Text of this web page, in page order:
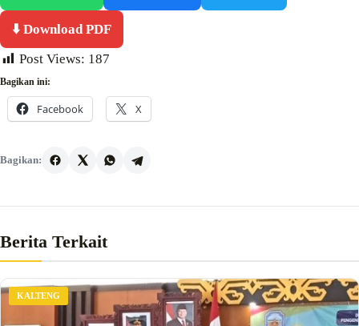
⬇️ Download PDF
Post Views: 187
Bagikan ini:
Facebook X
Bagikan:
Berita Terkait
KALTENG